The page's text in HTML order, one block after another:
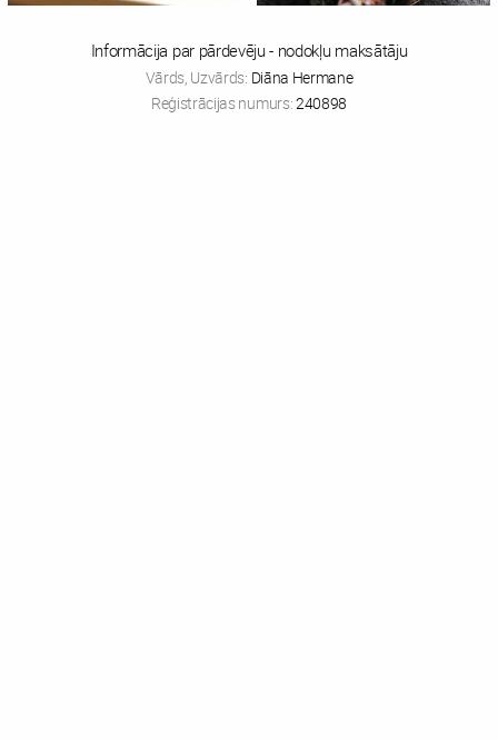
Informācija par pārdevēju - nodokļu maksātāju
Vārds, Uzvārds: Diāna Hermane
Reģistrācijas numurs:240898